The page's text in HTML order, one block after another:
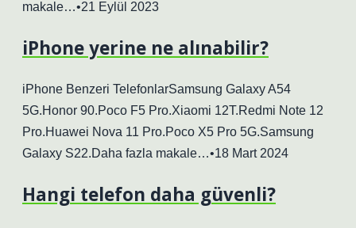
makale…•21 Eylül 2023
iPhone yerine ne alınabilir?
iPhone Benzeri TelefonlarSamsung Galaxy A54
5G.Honor 90.Poco F5 Pro.Xiaomi 12T.Redmi Note 12
Pro.Huawei Nova 11 Pro.Poco X5 Pro 5G.Samsung
Galaxy S22.Daha fazla makale…•18 Mart 2024
Hangi telefon daha güvenli?